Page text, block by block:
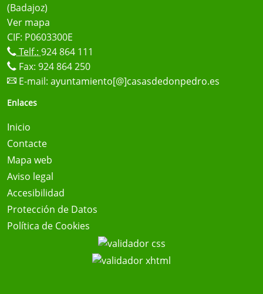
(Badajoz)
Ver mapa
CIF: P0603300E
Telf.: 924 864 111
Fax: 924 864 250
E-mail: ayuntamiento[@]casasdedonpedro.es
Enlaces
Inicio
Contacte
Mapa web
Aviso legal
Accesibilidad
Protección de Datos
Política de Cookies